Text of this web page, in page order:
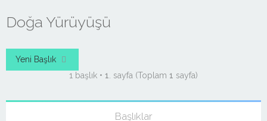
Doğa Yürüyüşü
Yeni Başlık
1 başlık • 1 . sayfa (Toplam 1 sayfa)
Başlıklar